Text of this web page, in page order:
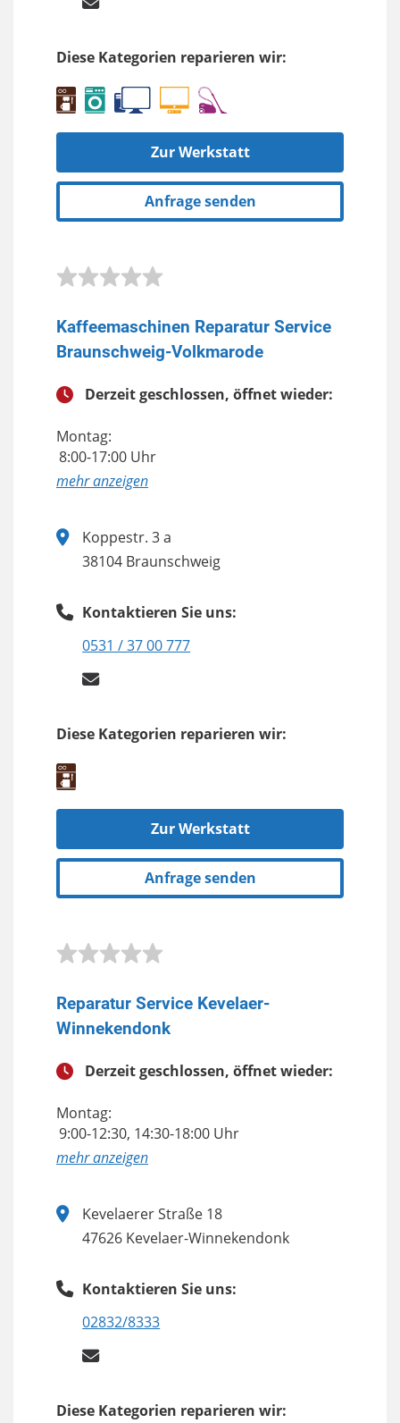
Diese Kategorien reparieren wir:
Zur Werkstatt
Anfrage senden
Kaffeemaschinen Reparatur Service
Braunschweig-Volkmarode
Derzeit geschlossen, öffnet wieder:
Montag:
8:00-17:00 Uhr
anzeigen
Koppestr. 3 a
38104 Braunschweig
Kontaktieren Sie uns:
0531 / 37 00 777
Diese Kategorien reparieren wir:
Zur Werkstatt
Anfrage senden
Reparatur Service Kevelaer-
Winnekendonk
Derzeit geschlossen, öffnet wieder:
Montag:
9:00-12:30, 14:30-18:00 Uhr
anzeigen
Kevelaerer Straße 18
47626 Kevelaer-Winnekendonk
Kontaktieren Sie uns:
02832/8333
Diese Kategorien reparieren wir: